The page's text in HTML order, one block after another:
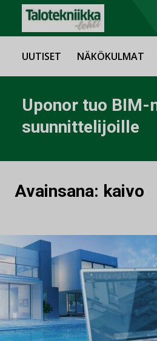
UUTISET NÄKÖKULMAT
Uponor tuo
suunnittelijoille
Avainsana: kaivo